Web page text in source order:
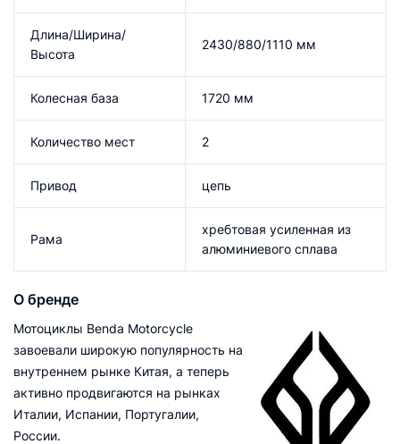
Длина/Ширина/
Высота
2430/880/1110 мм
Колесная база 1720 мм
Количество мест 2
Привод цепь
Рама
хребтовая усиленная из
алюминиевого сплава
О бренде
Мотоциклы Benda Motorcycle
завоевали широкую популярность на
внутреннем рынке Китая, а теперь
активно продвигаются на рынках
Италии, Испании, Португалии,
России.